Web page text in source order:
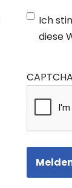
Privacy *
Ich
diese
CAPTCHA